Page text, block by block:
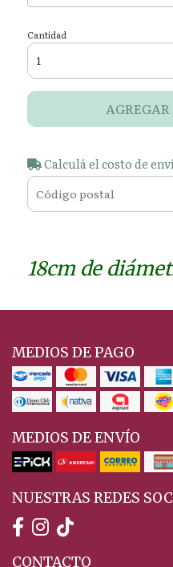
Cantidad
Calculá el costo de
18cm de
MEDIOS DE PAGO
MEDIOS DE ENVÍO
NUESTRAS REDES
CONTACTO